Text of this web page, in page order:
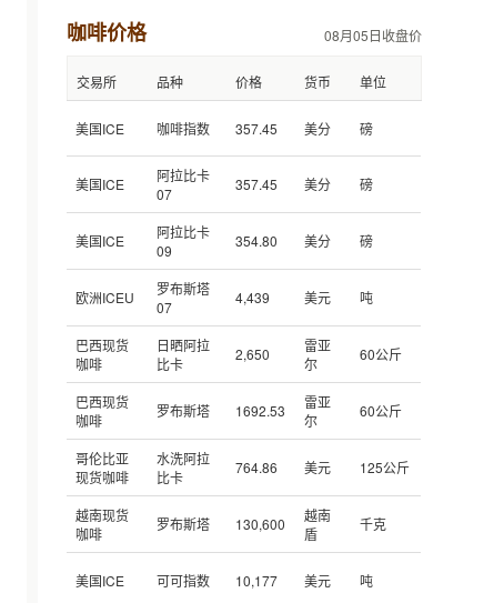
咖啡价格 08月05日收盘价
交易所 品种 价格 货币 单位
美国ICE 咖啡指数 357.45 美分 磅
美国ICE
阿拉比卡
07
357.45 美分 磅
美国ICE
阿拉比卡
09
354.80 美分 磅
欧洲ICEU
罗布斯塔
07
4,439 美元 吨
巴西现货
咖啡
日晒阿拉
比卡
2,650
雷亚
尔
60公斤
巴西现货
咖啡
罗布斯塔 1692.53
雷亚
尔
60公斤
哥伦比亚
现货咖啡
水洗阿拉
比卡
764.86 美元 125公斤
越南现货
咖啡
罗布斯塔 130,600
越南
盾
千克
美国ICE 可可指数 10,177 美元 吨